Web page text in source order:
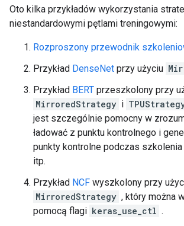
Oto kilka przykładów wykorzystania
niestandardowymi pętlami treningowymi:
Rozproszony przewodnik
Przykład DenseNet przy użyciu
Przykład BERT przeszkolony przy
MirroredStrategy i
jest szczególnie pomocny w
ładować z punktu kontrolnego i
punkty kontrolne podczas
itp.
Przykład NCF wyszkolony przy
MirroredStrategy , który można
pomocą flagi keras_use_ctl .